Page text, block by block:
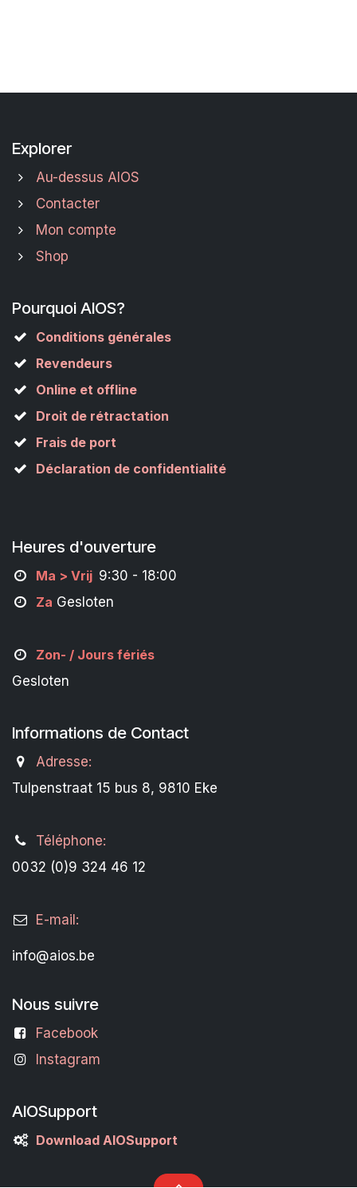
Explorer
Au-dessus AIOS
Contacter
Mon compte
Shop
Pourquoi AIOS?
Conditions générales
Revendeurs
Online et offline
Droit de rétractation
Frais de port
Déclaration de confidentialité
Heures d'ouverture
Ma > Vrij 9:30 - 18:00
Za Gesloten
Zon- / Jours fériés
Gesloten
Informations de Contact
Adresse:
Tulpenstraat 15 bus 8, 9810 Eke
Téléphone:
0032 (0)9 324 46 12
E-mail:
info@aios.be
Nous suivre
Facebook
Instagram
AIOSupport
Download AIOSupport